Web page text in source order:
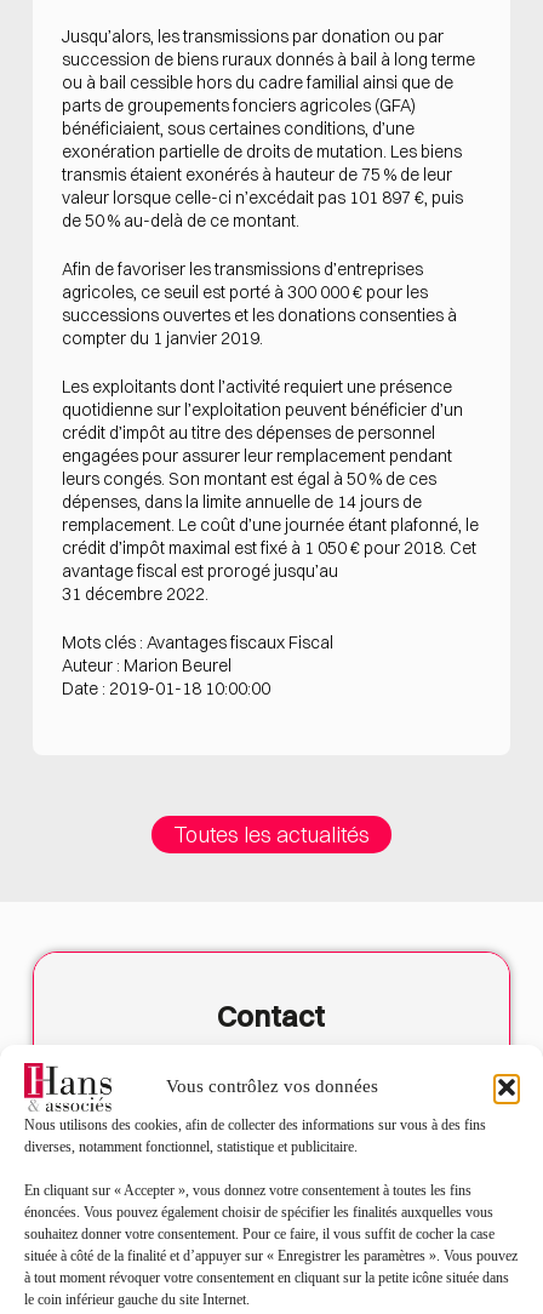
Vous contrôlez vos données
Nous utilisons des cookies, afin de collecter des informations sur vous à des fins
diverses, notamment fonctionnel, statistique et publicitaire.
En cliquant sur « Accepter », vous donnez votre consentement à toutes les fins
énoncées. Vous pouvez également choisir de spécifier les finalités auxquelles vous
souhaitez donner votre consentement. Pour ce faire, il vous suffit de cocher la case
située à côté de la finalité et d’appuyer sur « Enregistrer les paramètres ». Vous pouvez
à tout moment révoquer votre consentement en cliquant sur la petite icône située dans
le coin inférieur gauche du site Internet.
Jusqu’alors, les transmissions par donation ou par
succession de biens ruraux donnés à bail à long terme
ou à bail cessible hors du cadre familial ainsi que de
parts de groupements fonciers agricoles (GFA)
bénéficiaient, sous certaines conditions, d’une
exonération partielle de droits de mutation. Les biens
transmis étaient exonérés à hauteur de 75 % de leur
valeur lorsque celle-ci n’excédait pas 101 897 €, puis
de 50 % au-delà de ce montant.
Afin de favoriser les transmissions d’entreprises
agricoles, ce seuil est porté à 300 000 € pour les
successions ouvertes et les donations consenties à
compter du 1 janvier 2019.
Les exploitants dont l’activité requiert une présence
quotidienne sur l’exploitation peuvent bénéficier d’un
crédit d’impôt au titre des dépenses de personnel
engagées pour assurer leur remplacement pendant
leurs congés. Son montant est égal à 50 % de ces
dépenses, dans la limite annuelle de 14 jours de
remplacement. Le coût d’une journée étant plafonné, le
crédit d’impôt maximal est fixé à 1 050 € pour 2018. Cet
avantage fiscal est prorogé jusqu’au
31 décembre 2022.
Mots clés : Avantages fiscaux Fiscal
Auteur : Marion Beurel
Date : 2019-01-18 10:00:00
Toutes les actualités
Contact
Nom*
Prénom*
Mail*
Objet de votre demande*